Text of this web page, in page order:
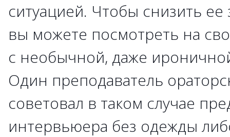
ситуацией. Чтобы снизить ее
вы можете посмотреть на
с необычной, даже
Один преподаватель
советовал в таком случае
интервьюера без одежды